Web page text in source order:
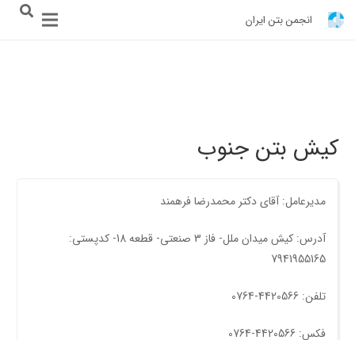
انجمن بتن ایران
کیش بتن جنوب
مدیرعامل: آقای دکتر محمدرضا فرهمند
آدرس: کیش ميدان ملل- فاز 3 صنعتی- قطعه 18- کدپستی:
7941955165
تلفن: 4420566-0764
فکس: 4420566-0764